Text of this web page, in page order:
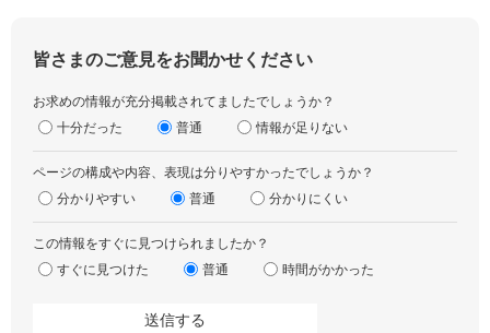
皆さまのご意見をお聞かせください
お求めの情報が充分掲載されてましたでしょうか？
十分だった
普通 情報が足りない
ページの構成や内容、表現は分りやすかったでしょうか？
分かりやすい
普通 分かりにくい
この情報をすぐに見つけられましたか？
すぐに見つけた
普通 時間がかかった